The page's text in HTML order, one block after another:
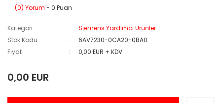
(0) Yorum - 0 Puan
Kategori
Siemens Yardımcı Ürünler
Stok Kodu
6AV7230-0CA20-0BA0
Fiyat
0,00 EUR + KDV
0,00 EUR